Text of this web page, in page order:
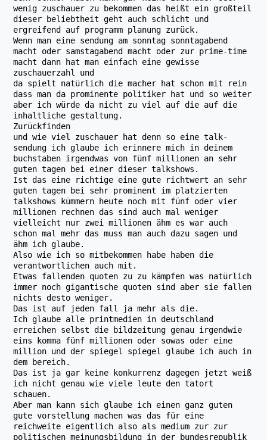
wenig zuschauer zu bekommen das heißt ein großteil
dieser beliebtheit geht auch schlicht und
ergreifend auf programm planung zurück.
Wenn man eine sendung am sonntag sonntagabend
macht oder samstagabend macht oder zur prime-time
macht dann hat man einfach eine gewisse
zuschauerzahl und
da spielt natürlich die macher hat schon mit rein
dass man da prominente politiker hat und so weiter
aber ich würde da nicht zu viel auf die auf die
inhaltliche gestaltung.
Zurückfinden
und wie viel zuschauer hat denn so eine talk-
sendung ich glaube ich erinnere mich in deinem
buchstaben irgendwas von fünf millionen an sehr
guten tagen bei einer dieser talkshows.
Ist das eine richtige eine gute richtwert an sehr
guten tagen bei sehr prominent im platzierten
talkshows kümmern heute noch mit fünf oder vier
millionen rechnen das sind auch mal weniger
vielleicht nur zwei millionen ähm es war auch
schon mal mehr das muss man auch dazu sagen und
ähm ich glaube.
Also wie ich so mitbekommen habe haben die
verantwortlichen auch mit.
Etwas fallenden quoten zu zu kämpfen was natürlich
immer noch gigantische quoten sind aber sie fallen
nichts desto weniger.
Das ist auf jeden fall ja mehr als die.
Ich glaube alle printmedien in deutschland
erreichen selbst die bildzeitung genau irgendwie
eins komma fünf millionen oder sowas oder eine
million und der spiegel spiegel glaube ich auch in
dem bereich.
Das ist ja gar keine konkurrenz dagegen jetzt weiß
ich nicht genau wie viele leute den tatort
schauen.
Aber man kann sich glaube ich einen ganz guten
gute vorstellung machen was das für eine
reichweite eigentlich also als medium zur zur
politischen meinungsbildung in der bundesrepublik